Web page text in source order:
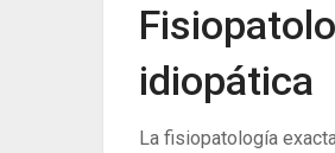
idiopática
La fisiopatología